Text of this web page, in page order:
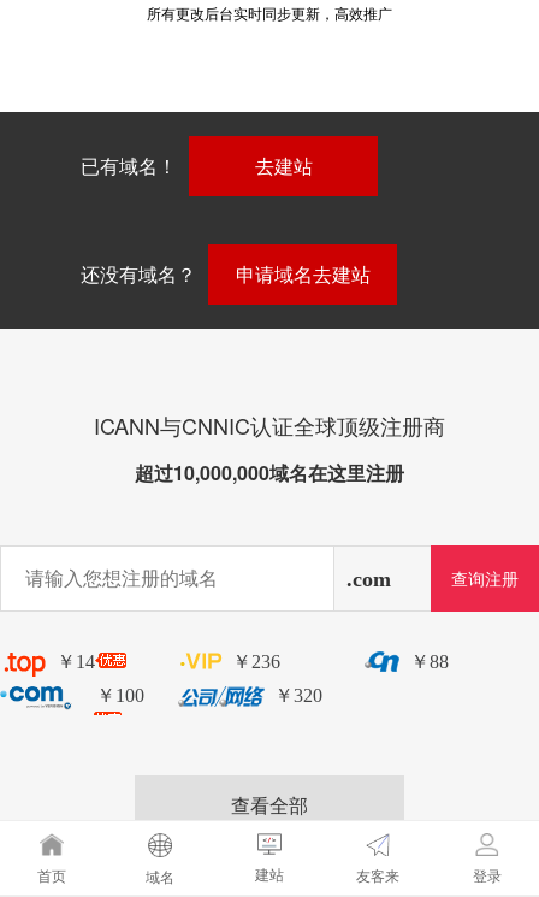
所有更改后台实时同步更新，高效推广
已有域名！ 去建站
还没有域名？ 申请域名去建站
ICANN与CNNIC认证全球顶级注册商
超过10,000,000域名在这里注册
￥14 ￥236
￥88
￥100
￥320
查看全部
首页 域名 建站 友客来 登录